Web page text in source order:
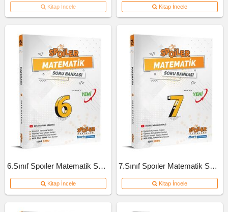
Kitap İncele Kitap İncele
6.Sınıf Spoıler Matematik Soru Bankası 2023
Kitap İncele
7.Sınıf Spoıler Matematik Soru Bankası
Kitap İncele